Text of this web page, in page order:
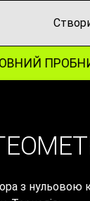
з нульовою